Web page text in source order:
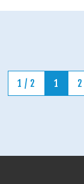
1 / 2 1 2